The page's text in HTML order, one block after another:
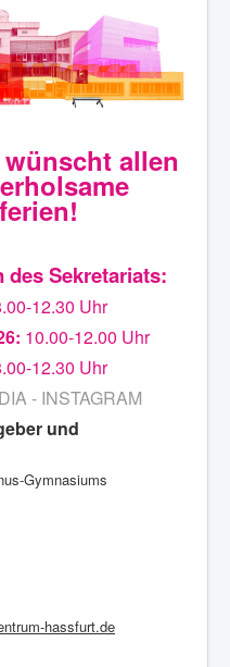
allen
des Sekretariats:
12.30 Uhr
10.00-12.00 Uhr
12.30 Uhr
- INSTAGRAM
und
Gymnasiums
hassfurt.de